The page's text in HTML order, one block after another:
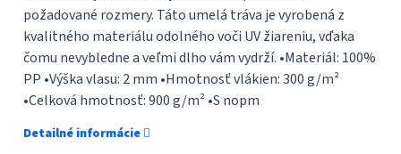
požadované rozmery. Táto umelá tráva je vyrobená z
kvalitného materiálu odolného voči UV žiareniu, vďaka
čomu nevybledne a veľmi dlho vám vydrží. •Materiál: 100%
PP •Výška vlasu: 2 mm •Hmotnosť vlákien: 300 g/m²
•Celková hmotnosť: 900 g/m² •S nopm
Detailné informácie